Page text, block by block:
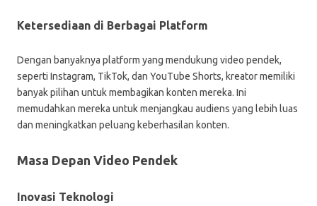
Ketersediaan di Berbagai Platform
Dengan banyaknya platform yang mendukung video pendek,
seperti Instagram, TikTok, dan YouTube Shorts, kreator memiliki
banyak pilihan untuk membagikan konten mereka. Ini
memudahkan mereka untuk menjangkau audiens yang lebih luas
dan meningkatkan peluang keberhasilan konten.
Masa Depan Video Pendek
Inovasi Teknologi